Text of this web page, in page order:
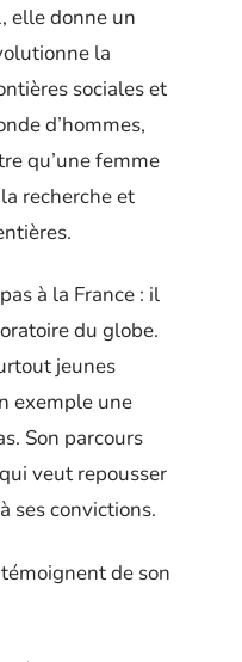
elle donne un
la
sociales et
d’hommes,
qu’une femme
recherche et
à la France : il
du globe.
jeunes
exemple une
Son parcours
veut repousser
ses convictions.
de son